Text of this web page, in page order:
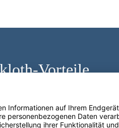
Vorteile
innerhalb Deutschlands